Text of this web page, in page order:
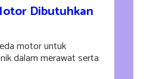
Dibutuhkan
motor untuk
dalam merawat serta